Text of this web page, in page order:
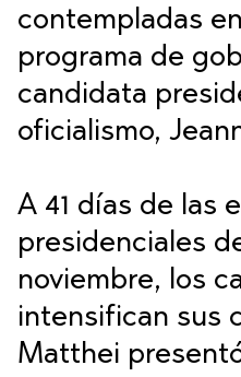
contempladas
programa de
candidata
oficialismo,
A 41 días de las
presidenciales
noviembre, los
intensifican sus
Matthei